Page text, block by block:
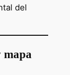
del
mapa